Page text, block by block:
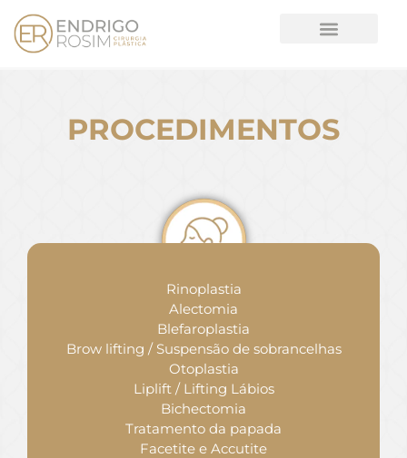
PROCEDIMENTOS
Rinoplastia
Alectomia
Blefaroplastia
Brow lifting / Suspensão de sobrancelhas
Otoplastia
Liplift / Lifting Lábios
Bichectomia
Tratamento da papada
Facetite e Accutite